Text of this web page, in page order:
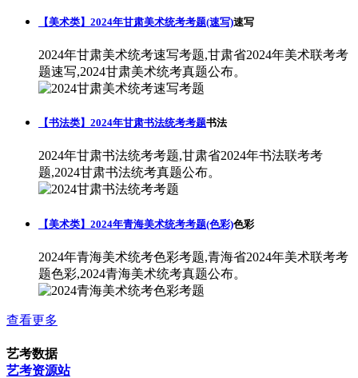
【美术类】2024年甘肃美术统考考题(速写)速写
2024年甘肃美术统考速写考题,甘肃省2024年美术联考考
题速写,2024甘肃美术统考真题公布。
【书法类】2024年甘肃书法统考考题书法
2024年甘肃书法统考考题,甘肃省2024年书法联考考
题,2024甘肃书法统考真题公布。
【美术类】2024年青海美术统考考题(色彩)色彩
2024年青海美术统考色彩考题,青海省2024年美术联考考
题色彩,2024青海美术统考真题公布。
查看更多
艺考数据
艺考资源站